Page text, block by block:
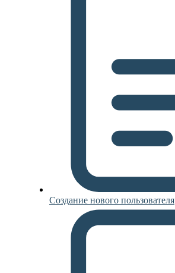
Создание нового пользователя